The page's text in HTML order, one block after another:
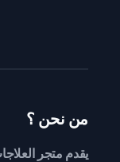
من نحن ؟
يقدم متجر